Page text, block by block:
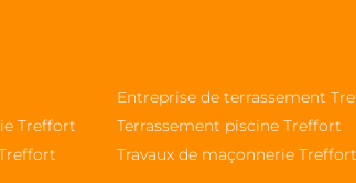
Treffort
Entreprise de terrassement
Terrassement piscine Treffort
Travaux de maçonnerie Treffort